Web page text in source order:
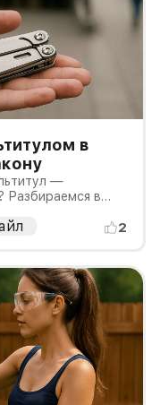
в
—
Разбираемся в
2